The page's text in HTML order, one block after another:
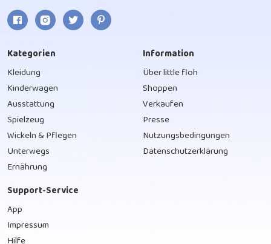
Kategorien
Kleidung
Kinderwagen
Ausstattung
Spielzeug
Wickeln & Pflegen
Unterwegs
Ernährung
Information
Über little floh
Shoppen
Verkaufen
Presse
Nutzungsbedingungen
Datenschutzerklärung
Support-Service
App
Impressum
Hilfe